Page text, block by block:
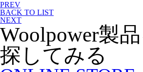
PREV
BACK TO LIST
NEXT
Woolpower製
探してみる